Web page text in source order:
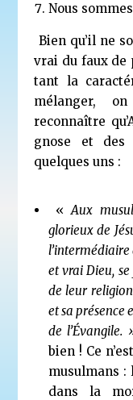
Nous
Bien qu’il ne
vrai du faux de
tant la
mélanger,
reconnaître
gnose et des
quelques uns :
«Aux
glorieux de
et vrai Dieu,
de leur religion
et sa présence
de l’Évangile.
bien ! Ce
musulmans :
dans la